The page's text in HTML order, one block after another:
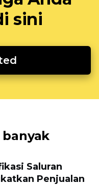
sini
Saluran
Penjualan